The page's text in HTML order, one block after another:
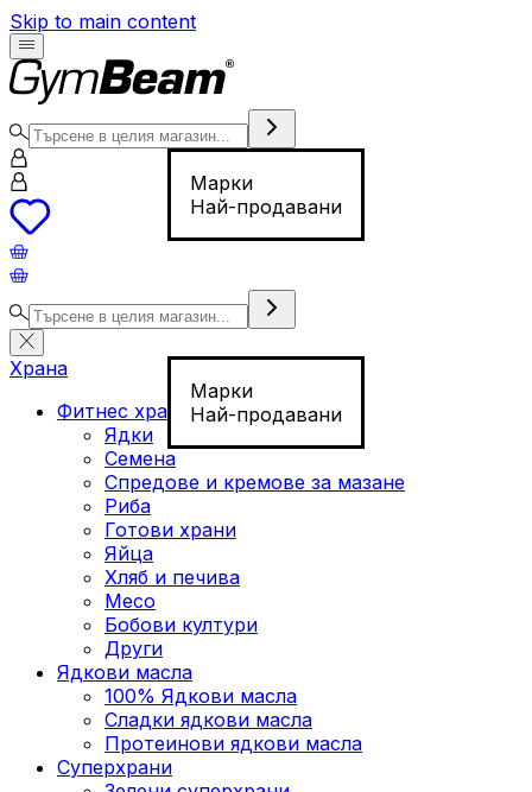
Skip to main content
Марки
Най-продавани
Марки
Най-продавани
Храна
Фитнес храна
Ядки
Семена
Спредове и кремове за мазане
Риба
Готови храни
Яйца
Хляб и печива
Месо
Бобови култури
Други
Ядкови масла
100% Ядкови масла
Сладки ядкови масла
Протеинови ядкови масла
Суперхрани